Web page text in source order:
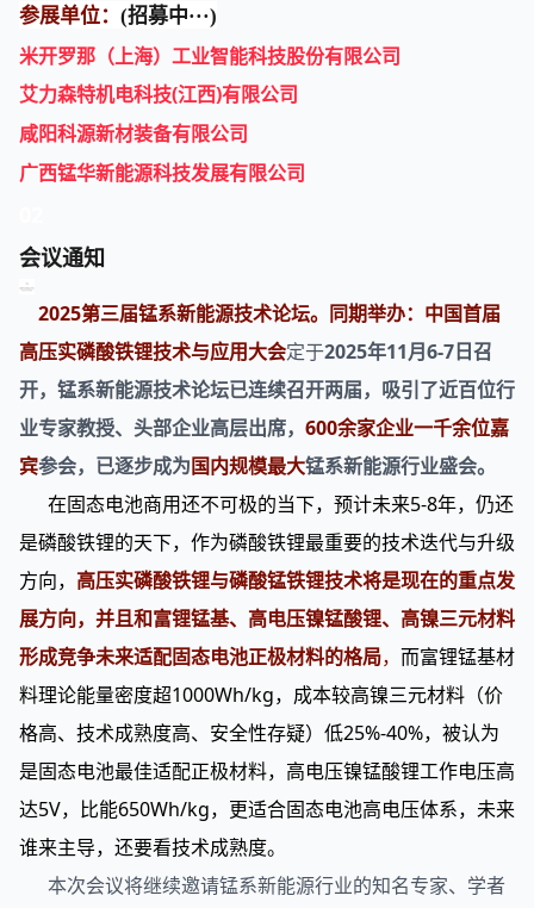
参展单位： (招募中···)
米开罗那（上海）工业智能科技股份有限公司
艾力森特机电科技(江西)有限公司
咸阳科源新材装备有限公司
广西锰华新能源科技发展有限公司
会议通知
2025第三届锰系新能源技术论坛。同期举办：中国首届
高压实磷酸铁锂技术与应用大会定于2025年11月6-7日召
开，锰系新能源技术论坛已连续召开两届，吸引了近百位行
业专家教授、头部企业高层出席， 600余家企业一千余位嘉
宾参会，已逐步成为国内规模最大锰系新能源行业盛会。
在固态电池商用还不可极的当下，预计未来5-8年，仍还
是磷酸铁锂的天下，作为磷酸铁锂最重要的技术迭代与升级
方向， 高压实磷酸铁锂与磷酸锰铁锂技术将是现在的重点发
展方向，并且和富锂锰基、高电压镍锰酸锂、高镍三元材料
形成竞争未来适配固态电池正极材料的格局， 而富锂锰基材
料理论能量密度超1000Wh/kg，成本较高镍三元材料（价
格高、技术成熟度高、安全性存疑）低25%-40%，被认为
是固态电池最佳适配正极材料，高电压镍锰酸锂工作电压高
达5V，比能650Wh/kg，更适合固态电池高电压体系，未来
谁来主导，还要看技术成熟度。
本次会议将继续邀请锰系新能源行业的知名专家、学者